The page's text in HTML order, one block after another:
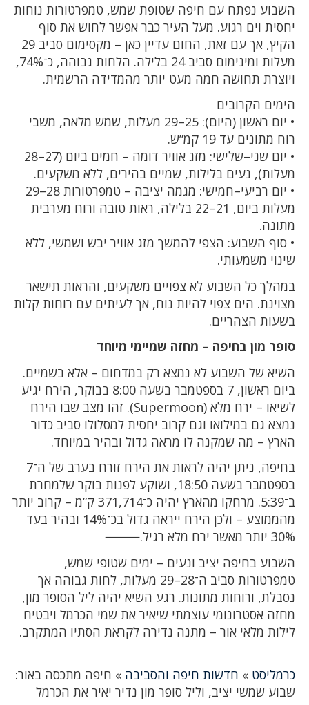
השבוע נפתח עם חיפה שטופת שמש, טמפרטורות נוחות
יחסית וים רגוע. מעל העיר כבר אפשר לחוש את סוף
הקיץ, אך עם זאת, החום עדיין כאן – מקסימום סביב 29
מעלות ומינימום סביב 24 בלילה. הלחות גבוהה, כ־74%,
ויוצרת תחושה חמה מעט יותר מהמדידה הרשמית.
הימים הקרובים
• יום ראשון (היום): 25–29 מעלות, שמש מלאה, משבי
רוח מתונים עד 19 קמ”ש.
• יום שני–שלישי: מזג אוויר דומה – חמים ביום (27–28
מעלות), נעים בלילות, שמיים בהירים, ללא משקעים.
• יום רביעי–חמישי: מגמה יציבה – טמפרטורות 28–29
מעלות ביום, 21–22 בלילה, ראות טובה ורוח מערבית
מתונה.
• סוף השבוע: הצפי להמשך מזג אוויר יבש ושמשי, ללא
שינוי משמעותי.
במהלך כל השבוע לא צפויים משקעים, והראות תישאר
מצוינת. הים צפוי להיות נוח, אך לעיתים עם רוחות קלות
בשעות הצהריים.
סופר מון בחיפה – מחזה שמיימי מיוחד
השיא של השבוע לא נמצא רק במדחום – אלא בשמיים.
ביום ראשון, 7 בספטמבר בשעה 8:00 בבוקר, הירח יגיע
לשיאו – ירח מלא (Supermoon). זהו מצב שבו הירח
נמצא גם במילואו וגם קרוב יחסית למסלולו סביב כדור
הארץ – מה שמקנה לו מראה גדול ובהיר במיוחד.
בחיפה, ניתן יהיה לראות את הירח זורח בערב של ה־7
בספטמבר בשעה 18:50, ושוקע לפנות בוקר שלמחרת
ב־5:39. מרחקו מהארץ יהיה כ־371,714 ק”מ – קרוב יותר
מהממוצע – ולכן הירח ייראה גדול בכ־14% ובהיר בעד
30% יותר מאשר ירח מלא רגיל.⸻
השבוע בחיפה יציב ונעים – ימים שטופי שמש,
טמפרטורות סביב ה־28–29 מעלות, לחות גבוהה אך
נסבלת, ורוחות מתונות. רגע השיא יהיה ליל הסופר מון,
מחזה אסטרונומי עוצמתי שיאיר את שמי הכרמל ויבטיח
לילות מלאי אור – מתנה נדירה לקראת הסתיו המתקרב.
כרמליסט » חדשות חיפה והסביבה » חיפה מתכסה באור:
שבוע שמשי יציב, וליל סופר מון נדיר יאיר את הכרמל